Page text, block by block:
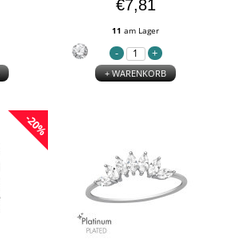
€7,81
11 am Lager
+ WARENKORB
-20%